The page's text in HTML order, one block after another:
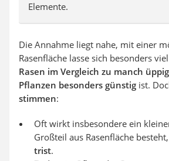
Elemente.
Die Annahme liegt nahe, mit einer
Rasenfläche lasse sich besonders
Rasen im Vergleich zu manch
Pflanzen besonders günstig ist.
stimmen:
Oft wirkt insbesondere ein
Großteil aus Rasenfläche besteht,
trist.